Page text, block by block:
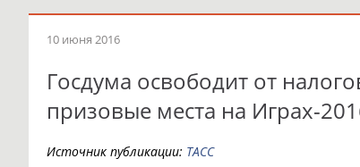
10 июня 2016
Госдума освободит от
призовые места на Играх-
Источник публикации: ТАСС